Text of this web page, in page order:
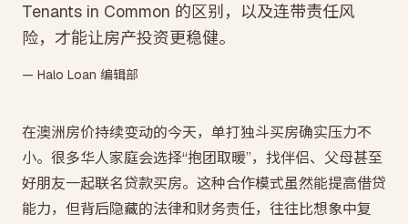
Tenants in Common 的区别，以及连带责任风
险，才能让房产投资更稳健。
— Halo Loan 编辑部
在澳洲房价持续变动的今天，单打独斗买房确实压力不
小。很多华人家庭会选择“抱团取暖”，找伴侣、父母甚至
好朋友一起联名贷款买房。这种合作模式虽然能提高借贷
能力，但背后隐藏的法律和财务责任，往往比想象中复